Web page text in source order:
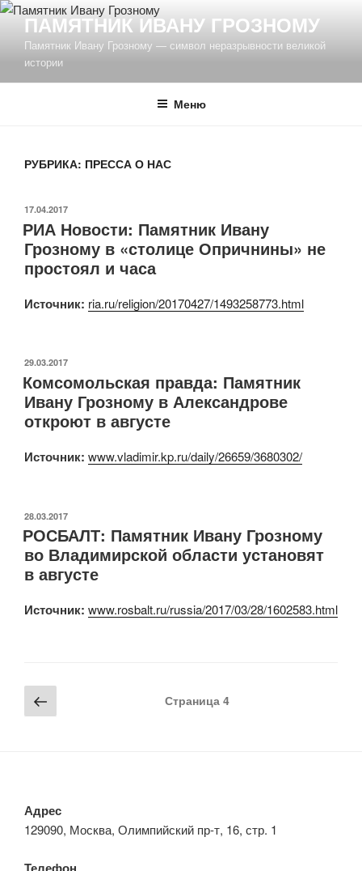
Перейти
содержимому
ПАМЯТНИК ИВАНУ ГРОЗНОМУ
Памятник Ивану Грозному — символ неразрывности великой
истории
Меню
РУБРИКА: ПРЕССА О НАС
ОПУБЛИКОВАНО
17.04.2017
РИА Новости: Памятник Ивану
Грозному в «столице Опричнины» не
простоял и часа
Источник: ria.ru/religion/20170427/1493258773.html
ОПУБЛИКОВАНО
29.03.2017
Комсомольская правда: Памятник
Ивану Грозному в Александрове
откроют в августе
Источник: www.vladimir.kp.ru/daily/26659/3680302/
ОПУБЛИКОВАНО
28.03.2017
РОСБАЛТ: Памятник Ивану Грозному
во Владимирской области установят
в августе
Источник: www.rosbalt.ru/russia/2017/03/28/1602583.html
Навигация
по
Предыдущая
страница
Страница 4
Адрес
129090, Москва, Олимпийский пр-т, 16, стр. 1